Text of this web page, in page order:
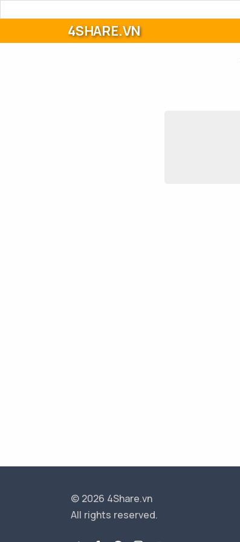
4SHARE.VN
© 2026 4Share.vn
All rights reserved.